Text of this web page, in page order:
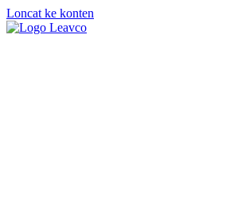
Loncat ke konten